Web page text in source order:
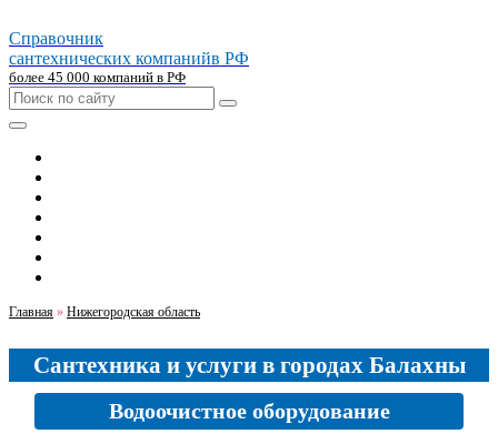
Справочник
сантехнических компанийв РФ
более 45 000 компаний в РФ
Главная » Нижегородская область
Сантехника и услуги в городах Балахны
Водоочистное оборудование